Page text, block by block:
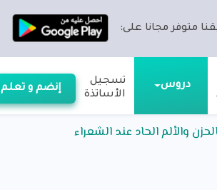
متوفر مجانا على:
دروس
تسجيل
الأساتذة
إنضم و تعلم
والألم الحاد عند الشعراء